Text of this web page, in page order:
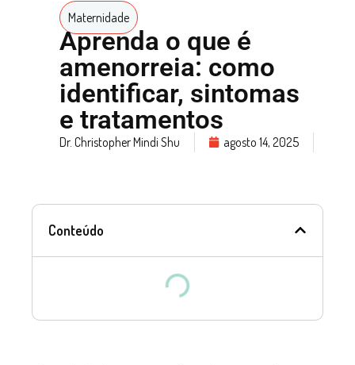
Maternidade
Aprenda o que é
amenorreia: como
identificar, sintomas
e tratamentos
Dr. Christopher Mindi Shu agosto 14, 2025
Conteúdo